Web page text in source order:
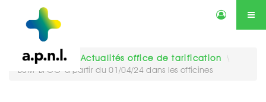
Actualités Annonces Qui sommes-nous ? Services
Contactez-nous Agenda
Vous êtes ici : Actualités office de tarification
\
BUM 'BPCO' à partir du 01/04/24 dans les officines